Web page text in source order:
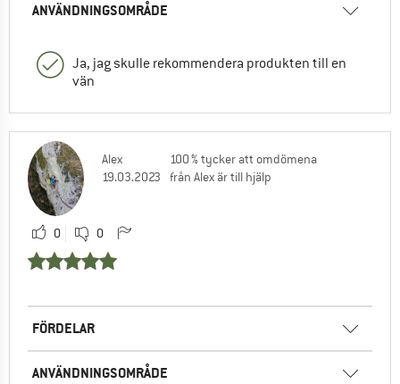
ANVÄNDNINGSOMRÅDE
Ja, jag skulle rekommendera produkten till en
vän
Alex
19.03.2023
100 % tycker att omdömena
från Alex är till hjälp
0 0
FÖRDELAR
ANVÄNDNINGSOMRÅDE